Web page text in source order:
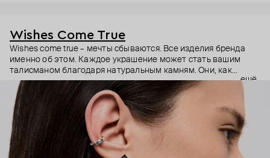
Wishes Come True
Wishes come true – мечты сбываются. Все изделия бренда
именно об этом. Каждое украшение может стать вашим
талисманом благодаря натуральным камням. Они, как
известно, обладают очень сильной энергетикой и
различными свойствами – ваши желания рискуют сбыться.
Дизайнер Анастасия Тарасова мечтала о своём бренде
украшений, и её мечта сбылась.
ещё